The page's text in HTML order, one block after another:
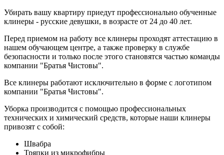
Убирать вашу квартиру приедут профессионально обученные
клинеры - русские девушки, в возрасте от 24 до 40 лет.
Перед приемом на работу все клинеры проходят аттестацию в
нашем обучающем центре, а также проверку в службе
безопасности и только после этого становятся частью команды
компании "Братья Чистовы".
Все клинеры работают исключительно в форме с логотипом
компании "Братья Чистовы".
Уборка производится с помощью профессиональных
технических и химический средств, которые наши клинеры
привозят с собой:
Швабра
Тряпки из микрофибры